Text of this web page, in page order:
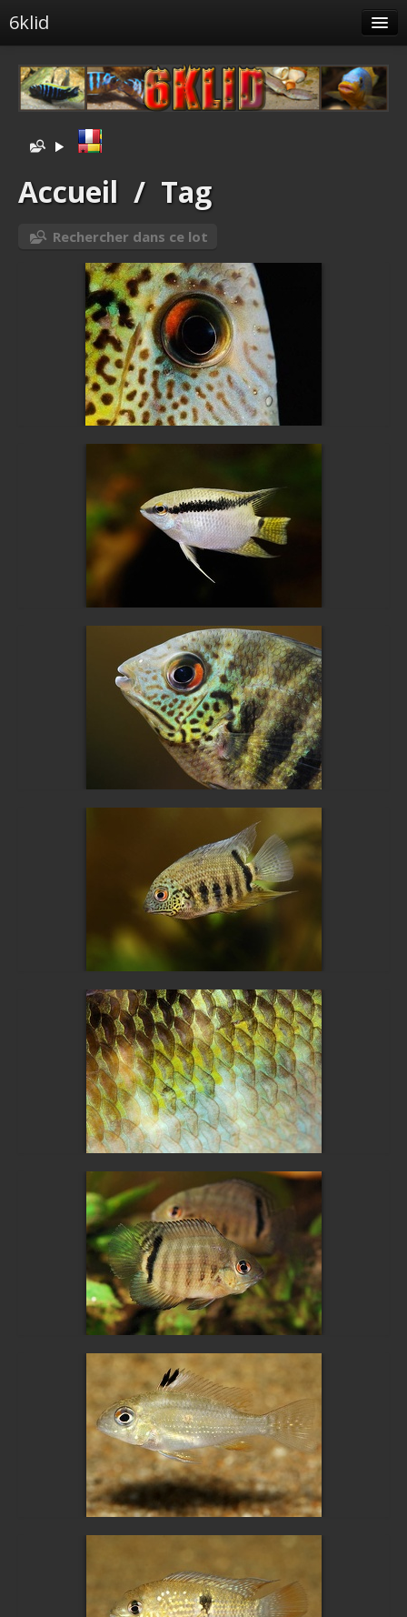
6klid
Tags liés
Spéciales
Albums liés
Identification
Accueil / Tag
Rechercher dans ce lot